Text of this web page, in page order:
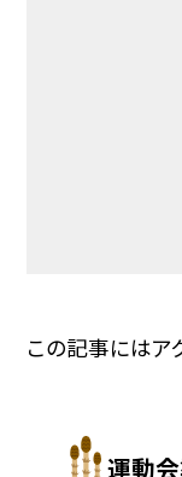
この記事にはア
運動会